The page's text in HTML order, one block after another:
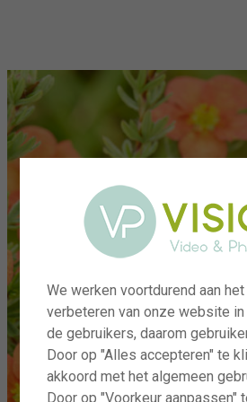
We werken voortdurend aan
verbeteren van onze website in
de gebruikers, daarom
Door op "Alles accepteren" te
akkoord met het algemeen
Door op "Voorkeur aanpassen"